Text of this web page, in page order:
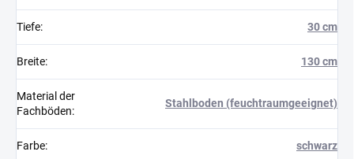
Tiefe: 30 cm
Breite: 130 cm
Material der
Fachböden:
Stahlboden (feuchtraumgeeignet)
Farbe: schwarz